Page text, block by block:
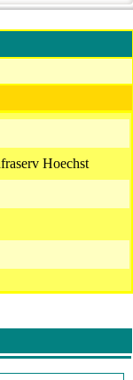
Hoechst